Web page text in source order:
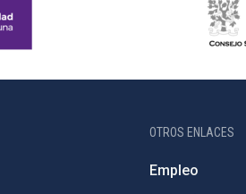
OTROS ENLACES
Empleo